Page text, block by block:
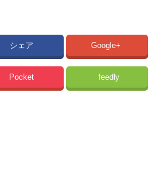
シェア Google+
Pocket feedly